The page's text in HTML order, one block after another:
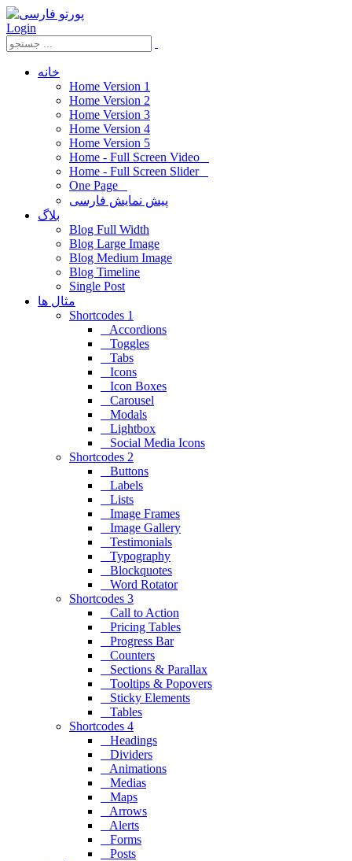
Login
خانه
Home Version 1
Home Version 2
Home Version 3
Home Version 4
Home Version 5
Home - Full Screen Video
Home - Full Screen Slider
One Page
پیش نمایش فارسی
بلاگ
Blog Full Width
Blog Large Image
Blog Medium Image
Blog Timeline
Single Post
مثال ها
Shortcodes 1
Accordions
Toggles
Tabs
Icons
Icon Boxes
Carousel
Modals
Lightbox
Social Media Icons
Shortcodes 2
Buttons
Labels
Lists
Image Frames
Image Gallery
Testimonials
Typography
Blockquotes
Word Rotator
Shortcodes 3
Call to Action
Pricing Tables
Progress Bar
Counters
Sections & Parallax
Tooltips & Popovers
Sticky Elements
Tables
Shortcodes 4
Headings
Dividers
Animations
Medias
Maps
Arrows
Alerts
Forms
Posts